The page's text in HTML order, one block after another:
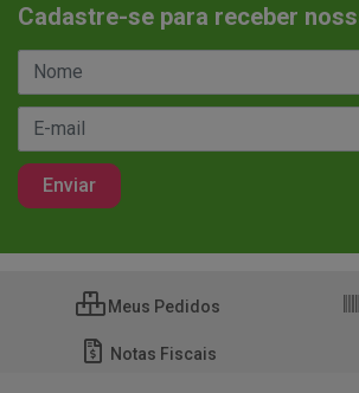
Cadastre-se para receber
Meus Pedidos
Notas Fiscais